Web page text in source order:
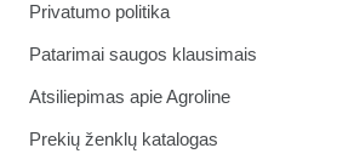
Privatumo politika
Patarimai saugos klausimais
Atsiliepimas apie Agroline
Prekių ženklų katalogas